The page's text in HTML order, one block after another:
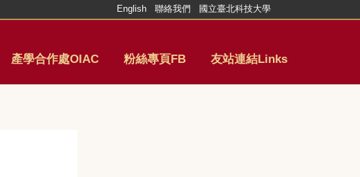
產學合作處OIAC 粉絲專頁FB 友站連結Links
English 聯絡我們 國立臺北科技大學